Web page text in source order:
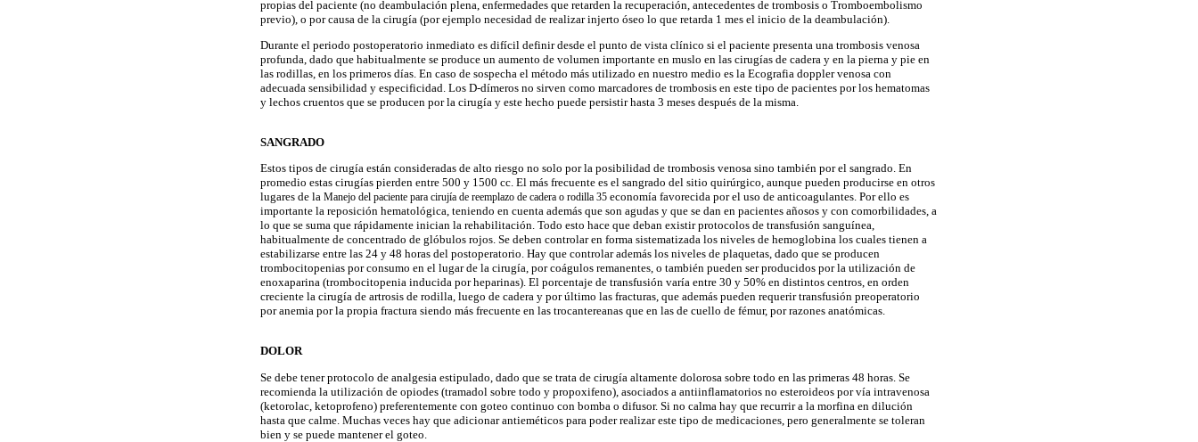
propias del paciente (no deambulación plena, enfermedades que retarden la recuperación, antecedentes de trombosis o Tromboembolismo
previo), o por causa de la cirugía (por ejemplo necesidad de realizar injerto óseo lo que retarda 1 mes el inicio de la deambulación).
Durante el periodo postoperatorio inmediato es difícil definir desde el punto de vista clínico si el paciente presenta una trombosis venosa
profunda, dado que habitualmente se produce un aumento de volumen importante en muslo en las cirugías de cadera y en la pierna y pie en
las rodillas, en los primeros días. En caso de sospecha el método más utilizado en nuestro medio es la Ecografia doppler venosa con
adecuada sensibilidad y especificidad. Los D-dímeros no sirven como marcadores de trombosis en este tipo de pacientes por los hematomas
y lechos cruentos que se producen por la cirugía y este hecho puede persistir hasta 3 meses después de la misma.
SANGRADO
Estos tipos de cirugía están consideradas de alto riesgo no solo por la posibilidad de trombosis venosa sino también por el sangrado. En
promedio estas cirugías pierden entre 500 y 1500 cc. El más frecuente es el sangrado del sitio quirúrgico, aunque pueden producirse en otros
lugares de la Manejo del paciente para cirujía de reemplazo de cadera o rodilla 35 economía favorecida por el uso de anticoagulantes. Por ello es
importante la reposición hematológica, teniendo en cuenta además que son agudas y que se dan en pacientes añosos y con comorbilidades, a
lo que se suma que rápidamente inician la rehabilitación. Todo esto hace que deban existir protocolos de transfusión sanguínea,
habitualmente de concentrado de glóbulos rojos. Se deben controlar en forma sistematizada los niveles de hemoglobina los cuales tienen a
estabilizarse entre las 24 y 48 horas del postoperatorio. Hay que controlar además los niveles de plaquetas, dado que se producen
trombocitopenias por consumo en el lugar de la cirugía, por coágulos remanentes, o también pueden ser producidos por la utilización de
enoxaparina (trombocitopenia inducida por heparinas). El porcentaje de transfusión varía entre 30 y 50% en distintos centros, en orden
creciente la cirugía de artrosis de rodilla, luego de cadera y por último las fracturas, que además pueden requerir transfusión preoperatorio
por anemia por la propia fractura siendo más frecuente en las trocantereanas que en las de cuello de fémur, por razones anatómicas.
DOLOR
Se debe tener protocolo de analgesia estipulado, dado que se trata de cirugía altamente dolorosa sobre todo en las primeras 48 horas. Se
recomienda la utilización de opiodes (tramadol sobre todo y propoxifeno), asociados a antiinflamatorios no esteroideos por vía intravenosa
(ketorolac, ketoprofeno) preferentemente con goteo continuo con bomba o difusor. Si no calma hay que recurrir a la morfina en dilución
hasta que calme. Muchas veces hay que adicionar antieméticos para poder realizar este tipo de medicaciones, pero generalmente se toleran
bien y se puede mantener el goteo.